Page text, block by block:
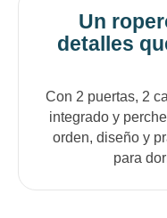
Un
detalles
Con 2 puertas, 2
integrado y
orden, diseño y
para